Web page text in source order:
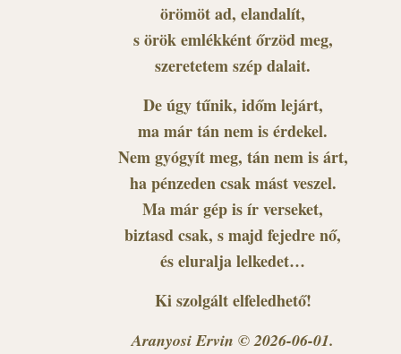
örömöt ad, elandalít,
s örök emlékként őrzöd meg,
szeretetem szép dalait.
De úgy tűnik, időm lejárt,
ma már tán nem is érdekel.
Nem gyógyít meg, tán nem is árt,
ha pénzeden csak mást veszel.
Ma már gép is ír verseket,
biztasd csak, s majd fejedre nő,
és eluralja lelkedet…
Ki szolgált elfeledhető!
Aranyosi Ervin © 2026-06-01.